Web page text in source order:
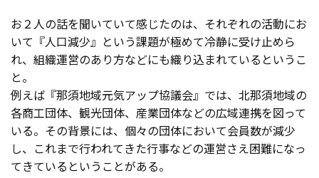
お２人の話を聞いていて感じたのは、それぞれの活動にお
いて『人口減少』という課題が極めて冷静に受け止めら
れ、組織運営のあり方などにも織り込まれているというこ
と。
例えば『那須地域元気アップ協議会』では、北那須地域の
各商工団体、観光団体、産業団体などの広域連携を図って
いる。その背景には、個々の団体において会員数が減少
し、これまで行われてきた行事などの運営さえ困難になっ
てきているということがある。